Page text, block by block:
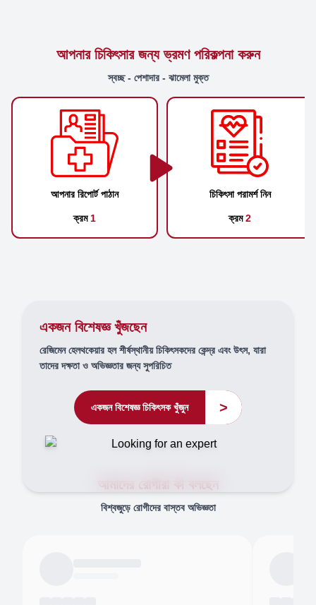
আপনার চিকিৎসার জন্য ভ্রমণ পরিকল্পনা করুন
স্বচ্ছ - পেশাদার - ঝামেলা মুক্ত
আপনার রিপোর্ট পাঠান
ক্রম 1
চিকিৎসা পরামর্শ নিন
ক্রম2
একজন বিশেষজ্ঞ খুঁজছেন
রেজিমেন হেলথকেয়ার হল শীর্ষস্থানীয় চিকিৎসকদের কেন্দ্র এবং উৎস, যারা
তাদের দক্ষতা ও অভিজ্ঞতার জন্য সুপরিচিত
একজন বিশেষজ্ঞ চিকিৎসক খুঁজুন >
আমাদের রোগীরা কী বলছেন
বিশ্বজুড়ে রোগীদের বাস্তব অভিজ্ঞতা